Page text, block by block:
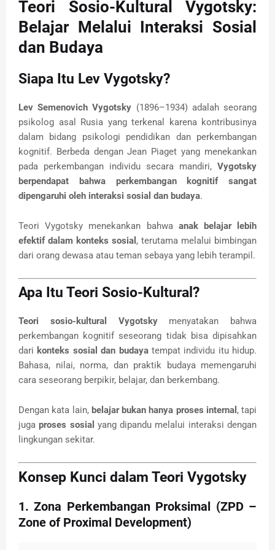
Teori Sosio-Kultural Vygotsky:
Belajar Melalui Interaksi Sosial
dan Budaya
Siapa Itu Lev Vygotsky?
Lev Semenovich Vygotsky (1896–1934) adalah seorang
psikolog asal Rusia yang terkenal karena kontribusinya
dalam bidang psikologi pendidikan dan perkembangan
kognitif. Berbeda dengan Jean Piaget yang menekankan
pada perkembangan individu secara mandiri, Vygotsky
berpendapat bahwa perkembangan kognitif sangat
dipengaruhi oleh interaksi sosial dan budaya.
Teori Vygotsky menekankan bahwa anak belajar lebih
efektif dalam konteks sosial , terutama melalui bimbingan
dari orang dewasa atau teman sebaya yang lebih terampil.
Apa Itu Teori Sosio-Kultural?
Teori sosio-kultural Vygotskymenyatakan bahwa
perkembangan kognitif seseorang tidak bisa dipisahkan
dari konteks sosial dan budayatempat individu itu hidup.
Bahasa, nilai, norma, dan praktik budaya memengaruhi
cara seseorang berpikir, belajar, dan berkembang.
Dengan kata lain, belajar bukan hanya proses internal , tapi
jugaproses sosial yang dipandu melalui interaksi dengan
lingkungan sekitar.
Konsep Kunci dalam Teori Vygotsky
1.Zona Perkembangan Proksimal (ZPD –
Zone of Proximal Development)